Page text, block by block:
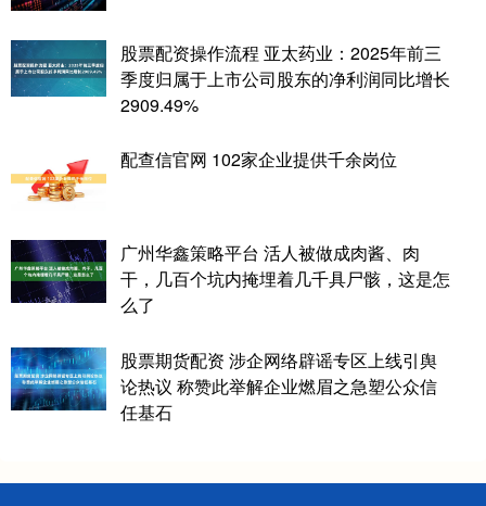
股票配资操作流程 亚太药业：2025年前三
季度归属于上市公司股东的净利润同比增长
2909.49%
配查信官网 102家企业提供千余岗位
广州华鑫策略平台 活人被做成肉酱、肉
干，几百个坑内掩埋着几千具尸骸，这是怎
么了
股票期货配资 涉企网络辟谣专区上线引舆
论热议 称赞此举解企业燃眉之急塑公众信
任基石